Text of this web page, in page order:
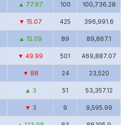
▲ 77.97 100 100,736.28
▼ 15.07 425 396,991.6
▲ 15.09 89 89,867.1
▼ 49.99 501 469,887.07
▼ 88 24 23,520
▲ 3 51 53,357.12
▼ 3 9 9,595.99